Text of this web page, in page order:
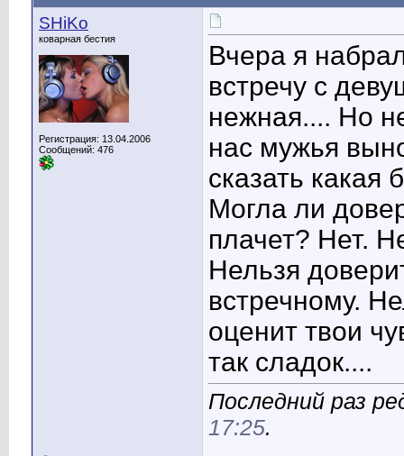
SHiKo
коварная бестия
Регистрация: 13.04.2006
Сообщений: 476
Вчера я
встречу с
нежная.... Но
нас мужья
сказать какая
Могла ли
плачет? Нет.
Нельзя
встречному.
оценит твои
так сладок....
Последний раз
17:25.